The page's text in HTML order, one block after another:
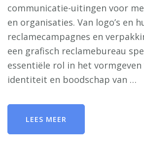
communicatie-uitingen voor
en organisaties. Van logo’s en
reclamecampagnes en
een grafisch reclamebureau
essentiële rol in het vormgeven
identiteit en boodschap van …
LEES MEER